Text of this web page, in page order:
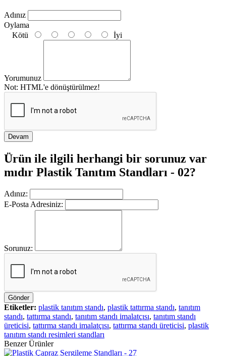
Adınız
Oylama
Kötü
İyi
Yorumunuz
Not: HTML'e dönüştürülmez!
Devam
Ürün ile ilgili herhangi bir sorunuz var
mıdır Plastik Tanıtım Standları - 02?
Adınız:
E-Posta Adresiniz:
Sorunuz:
Gönder
Etiketler: plastik tanıtım standı, plastik tattırma standı, tanıtım
standı, tattırma standı, tanıtım standı imalatçısı, tanıtım standı
üreticisi, tattırma standı imalatçısı, tattırma standı üreticisi, plastik
tanıtım standı resimleri standları
Benzer Ürünler